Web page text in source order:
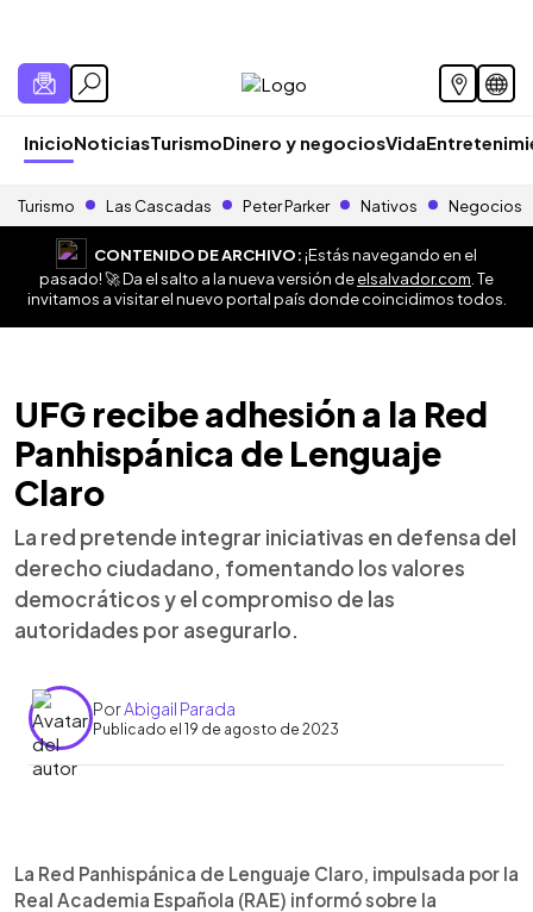
InicioNoticiasTurismoDinero y negociosVida
Turismo Las Cascadas Peter Parker Nativos Negocios
CONTENIDO DE ARCHIVO:¡Estás navegando en el
pasado! 🚀 Da el salto a la nueva versión deelsalvador.com . Te
invitamos a visitar el nuevo portal país donde coincidimos todos.
UFG recibe adhesión a la Red
Panhispánica de Lenguaje
Claro
La red pretende integrar iniciativas en defensa del
derecho ciudadano, fomentando los valores
democráticos y el compromiso de las
autoridades por asegurarlo.
PorAbigail Parada
Publicado el 19 de agosto de 2023
► Escuchar artículo
La Red Panhispánica de Lenguaje Claro, impulsada por la
Real Academia Española (RAE) informó sobre la